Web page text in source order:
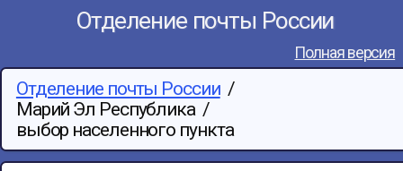
Отделение почты России
Полная версия
Отделение почты России /
Марий Эл Республика /
выбор населенного пункта